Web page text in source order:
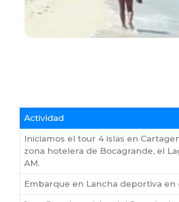
Actividad
Iniciamos el tour 4 islas en
zona hotelera de Bocagrande, el
AM.
Embarque en Lancha deportiva en